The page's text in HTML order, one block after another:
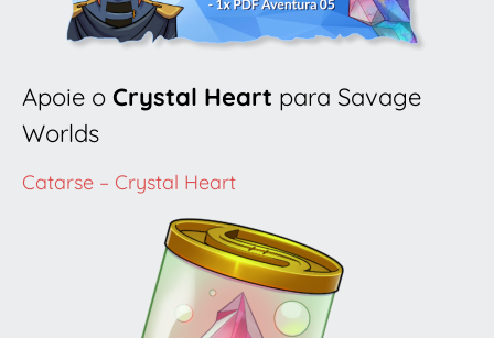
Apoie o Crystal Heart para Savage
Worlds
Catarse – Crystal Heart